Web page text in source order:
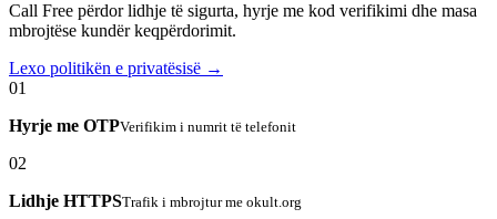
Call Free përdor lidhje të sigurta, hyrje me kod verifikimi dhe masa
mbrojtëse kundër keqpërdorimit.
Lexo politikën e privatësisë →
01
Hyrje me OTPVerifikim i numrit të telefonit
02
Lidhje HTTPSTrafik i mbrojtur me okult.org